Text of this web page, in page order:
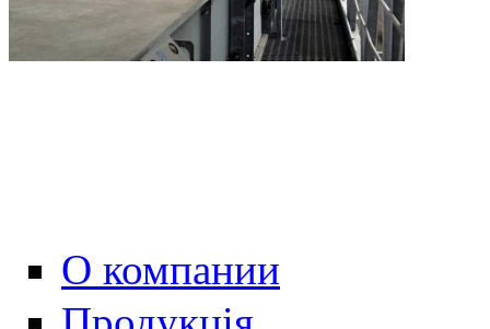
О компании